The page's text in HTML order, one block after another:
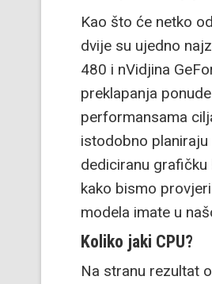
Kao što će netko
dvije su ujedno
480 i nVidjina
preklapanja
performansama
istodobno
dediciranu
kako bismo
modela imate u
Koliko jaki CPU?
Na stranu rezultat